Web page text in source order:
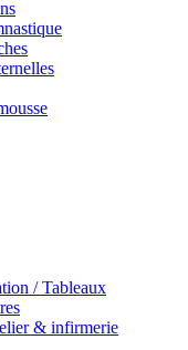
/ Tableaux
& infirmerie